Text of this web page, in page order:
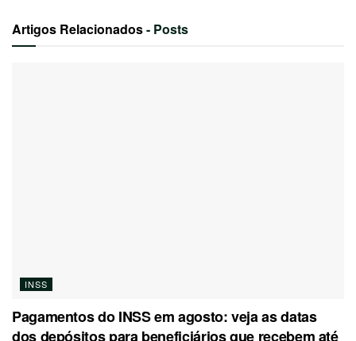
Artigos Relacionados- Posts
INSS
Pagamentos do INSS em agosto: veja as datas
dos depósitos para beneficiários que recebem até